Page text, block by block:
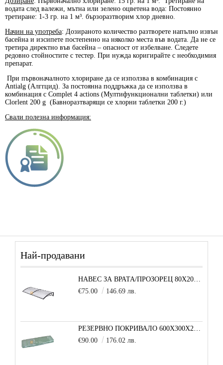
водата след валежи, мътна или зелено оцветена вода: Постоянно
третиране: 1-3 гр. на 1 м³. бързоразтворим хлор дневно.
Начин на употреба: Дозираното количество разтворете напълно извън
басейна и изсипете постепенно на няколко места във водата. Да не се
третира директно във басейна – опасност от избелване. Следете
редовно стойностите с тестер. При нужда коригирайте с необходимия
препарат.
При първоначалното хлориране да се използва в комбинация с
Antialg (Алгrцид). За постоянна поддръжка да се използва в
комбинация с Complet 4 actions (Мултифункционални таблетки) или
Clorlent 200 g (Бавноразтварящи се хлорни таблетки 200 г.)
Свали полезна информация:
Най-продавани
НАВЕС ЗА ВРАТА/ПРОЗОРЕЦ 80Х200 СМ, ЧЕРНО-ПРОЗРАЧНО
€75.00
146.69 лв.
РЕЗЕРВНО ПОКРИВАЛО 600X300X200 CM SOLE TERRA STRONG ЗА ТУНЕЛНА ОРАНЖЕРИЯ
€90.00
176.02 лв.